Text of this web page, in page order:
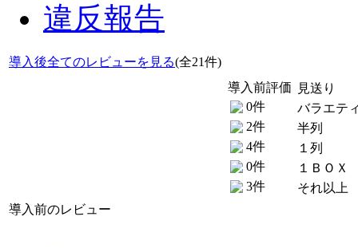
違反報告
導入後全てのレビューを見る(全21件)
導入前評価
0件
2件
4件
0件
3件
見送り
バラエテ
半列
１列
１ＢＯＸ
それ以上
導入前のレビュー